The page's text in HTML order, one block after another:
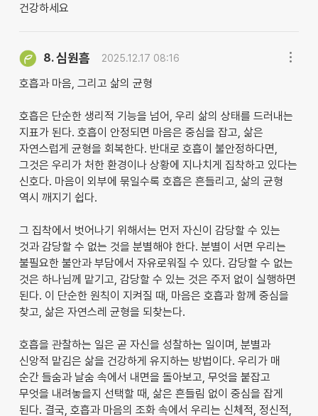
건강하세요
8.심원흠 2025.12.17 08:16
호흡과 마음, 그리고 삶의 균형
호흡은 단순한 생리적 기능을 넘어, 우리 삶의 상태를 드러내는
지표가 된다. 호흡이 안정되면 마음은 중심을 잡고, 삶은
자연스럽게 균형을 회복한다. 반대로 호흡이 불안정하다면,
그것은 우리가 처한 환경이나 상황에 지나치게 집착하고 있다는
신호다. 마음이 외부에 묶일수록 호흡은 흔들리고, 삶의 균형
역시 깨지기 쉽다.
그 집착에서 벗어나기 위해서는 먼저 자신이 감당할 수 있는
것과 감당할 수 없는 것을 분별해야 한다. 분별이 서면 우리는
불필요한 불안과 부담에서 자유로워질 수 있다. 감당할 수 없는
것은 하나님께 맡기고, 감당할 수 있는 것은 주저 없이 실행하면
된다. 이 단순한 원칙이 지켜질 때, 마음은 호흡과 함께 중심을
찾고, 삶은 자연스레 균형을 되찾는다.
호흡을 관찰하는 일은 곧 자신을 성찰하는 일이며, 분별과
신앙적 맡김은 삶을 건강하게 유지하는 방법이다. 우리가 매
순간 들숨과 날숨 속에서 내면을 돌아보고, 무엇을 붙잡고
무엇을 내려놓을지 선택할 때, 삶은 흔들림 없이 중심을 잡게
된다. 결국, 호흡과 마음의 조화 속에서 우리는 신체적, 정신적,